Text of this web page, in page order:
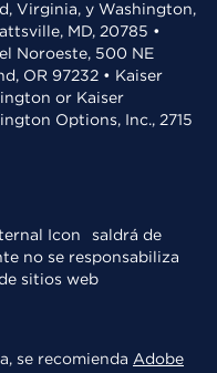
Virginia, y Washington,
MD, 20785 •
Noroeste, 500 NE
OR 97232 • Kaiser
or Kaiser
Options, Inc., 2715
saldrá de
no se responsabiliza
sitios web
se recomienda Adobe